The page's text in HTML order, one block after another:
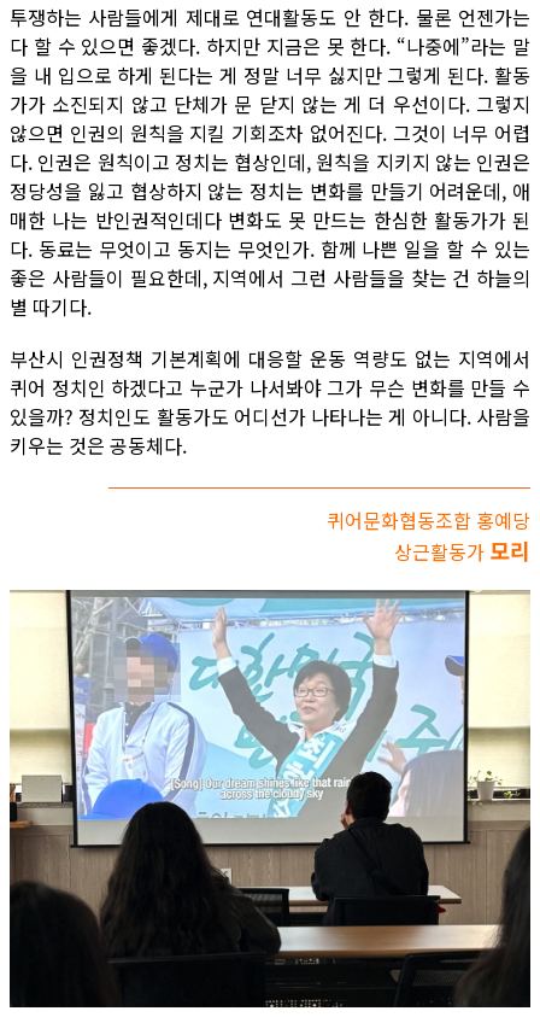
투쟁하는 사람들에게 제대로 연대활동도 안 한다. 물론 언젠가는
다 할 수 있으면 좋겠다. 하지만 지금은 못 한다. “나중에”라는 말
을 내 입으로 하게 된다는 게 정말 너무 싫지만 그렇게 된다. 활동
가가 소진되지 않고 단체가 문 닫지 않는 게 더 우선이다. 그렇지
않으면 인권의 원칙을 지킬 기회조차 없어진다. 그것이 너무 어렵
다. 인권은 원칙이고 정치는 협상인데, 원칙을 지키지 않는 인권은
정당성을 잃고 협상하지 않는 정치는 변화를 만들기 어려운데, 애
매한 나는 반인권적인데다 변화도 못 만드는 한심한 활동가가 된
다. 동료는 무엇이고 동지는 무엇인가. 함께 나쁜 일을 할 수 있는
좋은 사람들이 필요한데, 지역에서 그런 사람들을 찾는 건 하늘의
별 따기다.
부산시 인권정책 기본계획에 대응할 운동 역량도 없는 지역에서
퀴어 정치인 하겠다고 누군가 나서봐야 그가 무슨 변화를 만들 수
있을까? 정치인도 활동가도 어디선가 나타나는 게 아니다. 사람을
키우는 것은 공동체다.
퀴어문화협동조합 홍예당
상근활동가 모리